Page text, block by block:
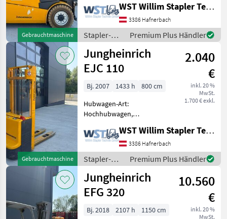
Gebrauchtmaschine
Frontstapler / Elektro 4
Rad-Stapler, Tragkraft:
3500kg, Hubhöhe: 5500mm,
Bauhöhe: 2500m
WST Willim Stapler Technik GmbH
3386 Hafnerbach
Stapler-
und
Lagertechnik
/
Jungheinrich
Premium Plus Händler
Gebrauchtmaschine
Jungheinrich
EJC 110
2.040
€
inkl. 20 %
MwSt.
1.700 € exkl.
Bj. 2007 1433 h
800 cm
Hubwagen-Art:
Hochhubwagen,
elektrisch Bauart:
Lagertechnik /
Hochhubwagen, Tragkraft:
1000kg, Hubhöhe: 2900mm,
Bauhöhe: 1900mm,
Batterie: Bj. 2020 2
WST Willim Stapler Technik GmbH
3386 Hafnerbach
Stapler-
und
Lagertechnik
/
Jungheinrich
Premium Plus Händler
Jungheinrich
EFG 320
10.560
€
inkl. 20 %
MwSt.
Bj. 2018 2107 h
1150 cm